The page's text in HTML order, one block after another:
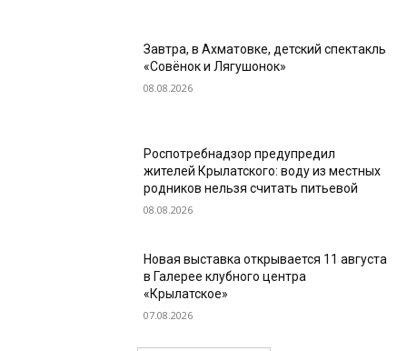
Завтра, в Ахматовке, детский спектакль
«Совёнок и Лягушонок»
08.08.2026
Роспотребнадзор предупредил
жителей Крылатского: воду из местных
родников нельзя считать питьевой
08.08.2026
Новая выставка открывается 11 августа
в Галерее клубного центра
«Крылатское»
07.08.2026